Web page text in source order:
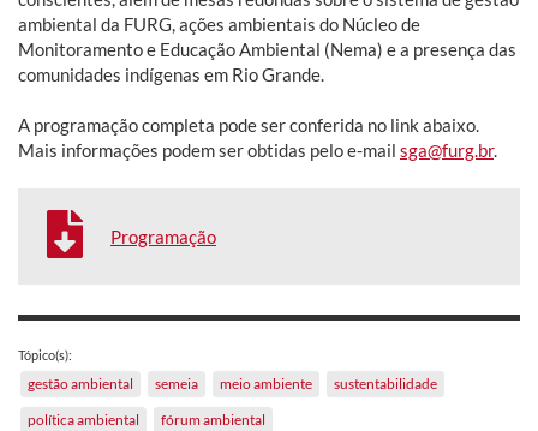
ambiental da FURG, ações ambientais do Núcleo de
Monitoramento e Educação Ambiental (Nema) e a presença das
comunidades indígenas em Rio Grande.
A programação completa pode ser conferida no link abaixo.
Mais informações podem ser obtidas pelo e-mail sga@furg.br.
Programação
Tópico(s):
gestão ambiental semeia meio ambiente
sustentabilidade
política ambiental
fórum ambiental